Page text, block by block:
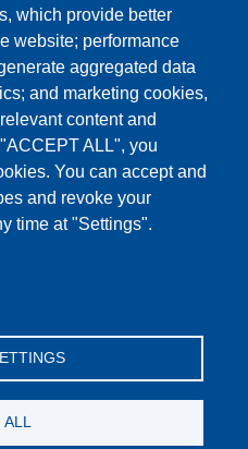
which provide better
website; performance
aggregated data
and marketing cookies,
content and
ALL", you
You can accept and
and revoke your
time at "Settings".
Modena
| 059 205 8181
(Didattica)